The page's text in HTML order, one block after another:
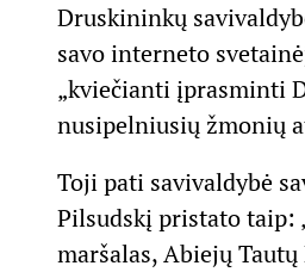
Druskininkų
savo interneto
„kviečianti įprasminti
nusipelniusių žmonių
Toji pati savivaldybė
Pilsudskį pristato taip:
maršalas, Abiejų Tautų